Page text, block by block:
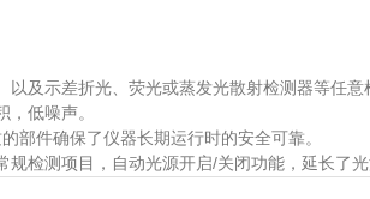
示差折光、荧光或蒸发光散射检测器等任意
低噪声。
件确保了仪器长期运行时的安全可靠。
测项目，自动光源开启/关闭功能，延长了光